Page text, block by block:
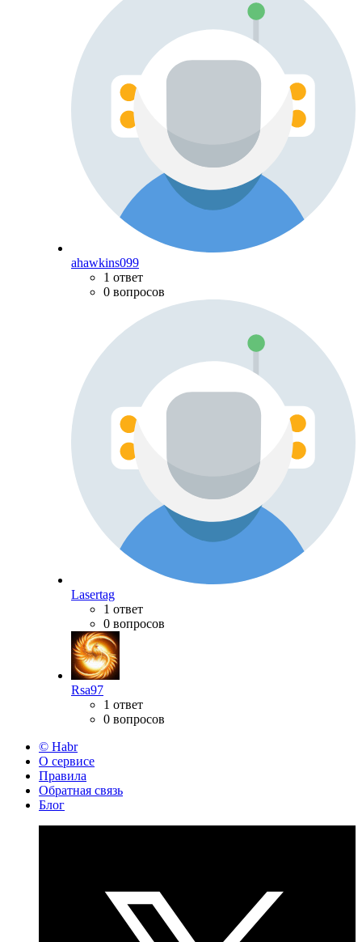
ahawkins099
1 ответ
0 вопросов
Lasertag
1 ответ
0 вопросов
Rsa97
1 ответ
0 вопросов
© Habr
О сервисе
Правила
Обратная связь
Блог